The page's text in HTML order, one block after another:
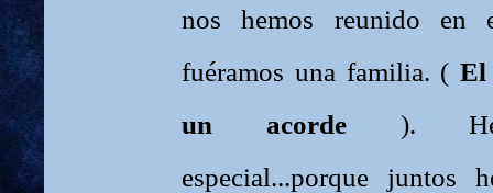
nos hemos reunido en
fuéramos una familia. (El
un acorde).
especial...porque juntos